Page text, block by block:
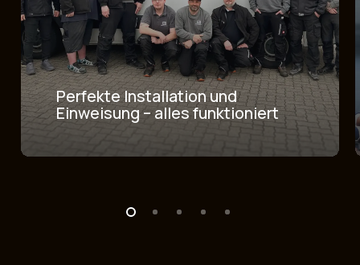
Schulungen, die begeistern &
befähigen